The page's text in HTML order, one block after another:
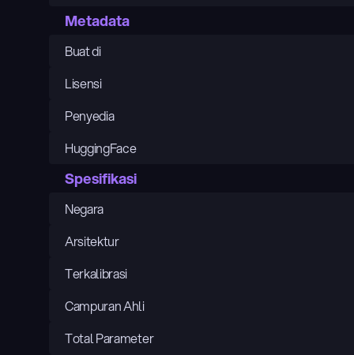
Metadata
Buat di
Lisensi
Penyedia
HuggingFace
Spesifikasi
Negara
Arsitektur
Terkalibrasi
Campuran Ahli
Total Parameter